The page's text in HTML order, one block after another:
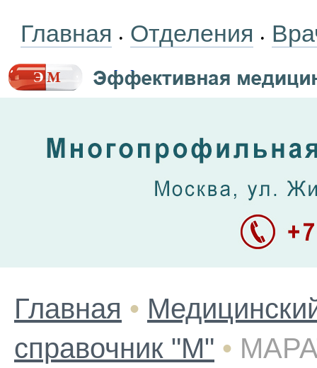
Главная • Отделения •
Главная •
справочник "М" •